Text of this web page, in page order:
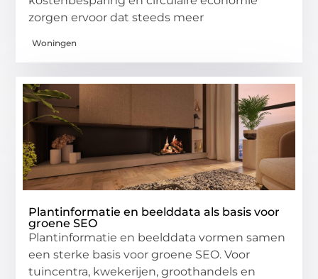
zorgen ervoor dat steeds meer
Woningen
Plantinformatie en beelddata als basis voor
groene SEO
Plantinformatie en beelddata vormen samen
een sterke basis voor groene SEO. Voor
tuincentra, kwekerijen, groothandels en